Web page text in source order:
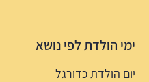
ימי הולדת לפי נושא
יום הולדת כדורגל